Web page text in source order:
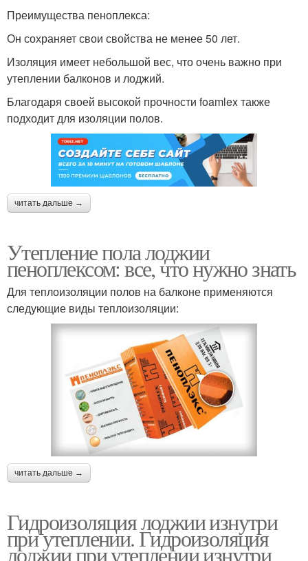
Преимущества пеноплекса:
Он сохраняет свои свойства не менее 50 лет.
Изоляция имеет небольшой вес, что очень важно при
утеплении балконов и лоджий.
Благодаря своей высокой прочности foamlex также
подходит для изоляции полов.
читать дальше →
Утепление пола лоджии
пеноплексом: все, что нужно знать
Для теплоизоляции полов на балконе применяются
следующие виды теплоизоляции:
читать дальше →
Гидроизоляция лоджии изнутри
при утеплении. Гидроизоляция
лоджии при утеплении изнутри